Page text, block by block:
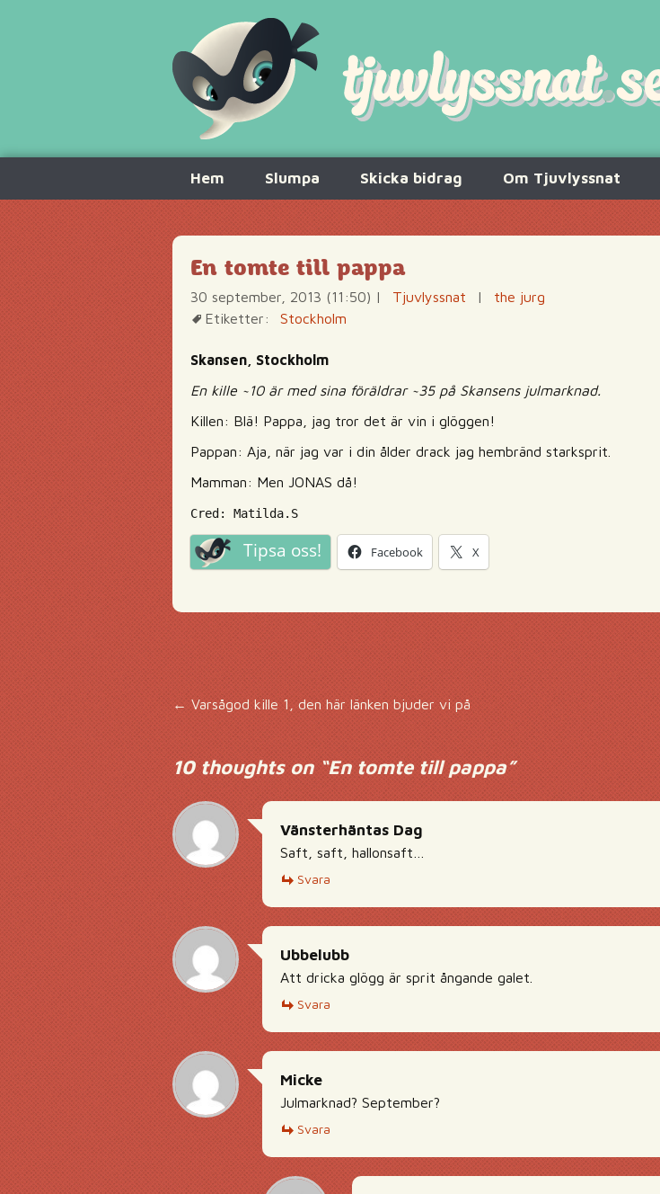
innehåll
Hem Slumpa Skicka bidrag Om Tjuvlyssnat
En tomte till pappa
30 september, 2013 (11:50) | Tjuvlyssnat |
the jurg
Etiketter:
Stockholm
Skansen, Stockholm
En kille ~10 är med sina föräldrar ~35 på Skansens julmarknad.
Killen: Blä! Pappa, jag tror det är vin i glöggen!
Pappan: Aja, när jag var i din ålder drack jag hembränd starksprit.
Mamman: Men JONAS då!
Cred: Matilda.S
Tipsa oss! Facebook X
Inläggsnavigering
←Varsågod kille 1, den här länken bjuder vi på
10 thoughts on “En tomte till pappa”
Vänsterhäntas Dag
Saft, saft, hallonsaft…
Svara
Ubbelubb
Att dricka glögg är sprit ångande galet.
Svara
Micke
Julmarknad? September?
Svara